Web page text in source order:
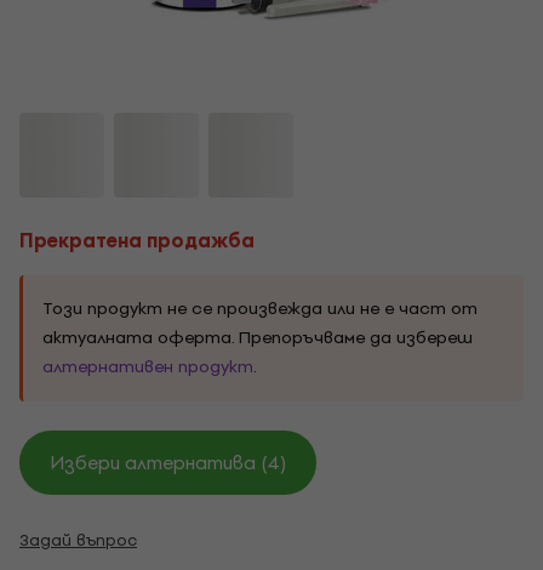
Прекратена продажба
Този продукт не се произвежда или не е част от
актуалната оферта. Препоръчваме да избереш
алтернативен продукт.
Избери алтернатива (4)
Задай въпрос